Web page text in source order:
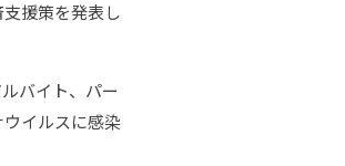
援策を発表し
バイト、パー
イルスに感染